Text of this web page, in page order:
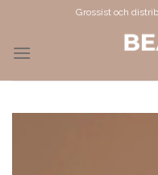
content
Grossist och